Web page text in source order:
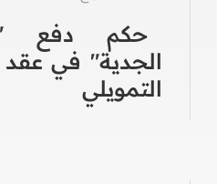
حكم دفع
الجدية" في عقد
التمويلي